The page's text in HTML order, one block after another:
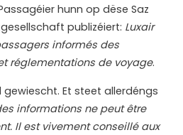
hunn op dëse Saz
publizéiert: Luxair
informés des
réglementations de voyage.
gewiescht. Et steet allerdéngs
informations ne peut être
Il est vivement conseillé aux